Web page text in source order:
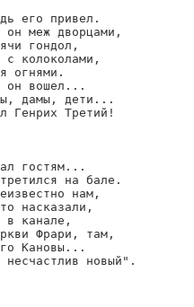
его привел.
он меж дворцами,
гондол,
с колоколами,
огнями.
он вошел...
дамы, дети...
Генрих Третий!
гостям...
на бале.
нам,
насказали,
в канале,
Фрари, там,
Кановы...
новый".